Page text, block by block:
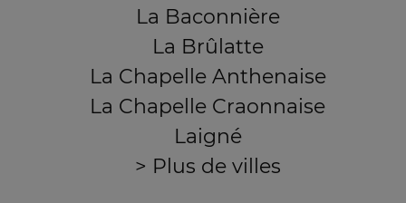
La Baconnière
La Brûlatte
La Chapelle Anthenaise
La Chapelle Craonnaise
Laigné
> Plus de villes